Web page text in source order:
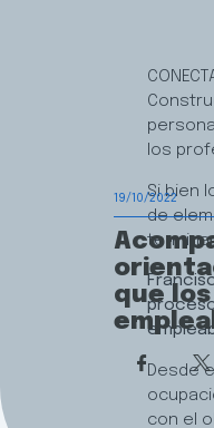
19/10/2022
que
los
Si bien
de
Desde
con el